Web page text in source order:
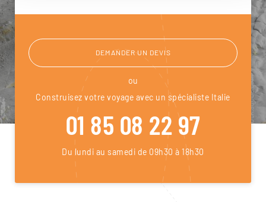
DEMANDER UN DEVIS
ou
Construisez votre voyage avec un spécialiste Italie
01 85 08 22 97
Du lundi au samedi de 09h30 à 18h30